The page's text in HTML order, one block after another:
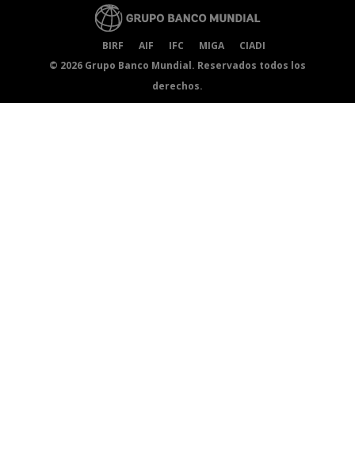
BIRF AIF IFC MIGA
CIADI
© 2026 Grupo Banco Mundial. Reservados todos los
derechos.